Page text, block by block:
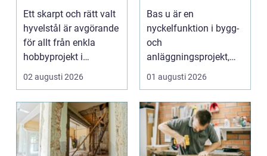
Ett skarpt och rätt valt
hyvelstål är avgörande
för allt från enkla
hobbyprojekt i
verkstaden till k...
02 augusti 2026
byggprojekt
Bas u är en
nyckelfunktion i bygg-
och
anläggningsprojekt,
med ansvar för att
arbetsm...
01 augusti 2026